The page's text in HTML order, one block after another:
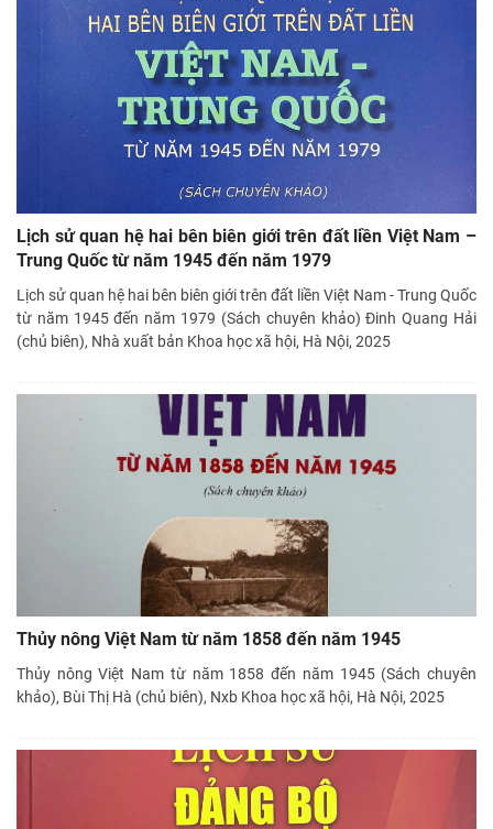
Lịch sử quan hệ hai bên biên giới trên đất liền Việt Nam –
Trung Quốc từ năm 1945 đến năm 1979
Lịch sử quan hệ hai bên biên giới trên đất liền Việt Nam - Trung Quốc
từ năm 1945 đến năm 1979 (Sách chuyên khảo) Đinh Quang Hải
(chủ biên), Nhà xuất bản Khoa học xã hội, Hà Nội, 2025
Thủy nông Việt Nam từ năm 1858 đến năm 1945
Thủy nông Việt Nam từ năm 1858 đến năm 1945 (Sách chuyên
khảo), Bùi Thị Hà (chủ biên), Nxb Khoa học xã hội, Hà Nội, 2025